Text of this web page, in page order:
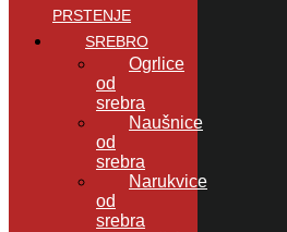
PRSTENJE
SREBRO
Ogrlice
od
srebra
Naušnice
od
srebra
Narukvice
od
srebra